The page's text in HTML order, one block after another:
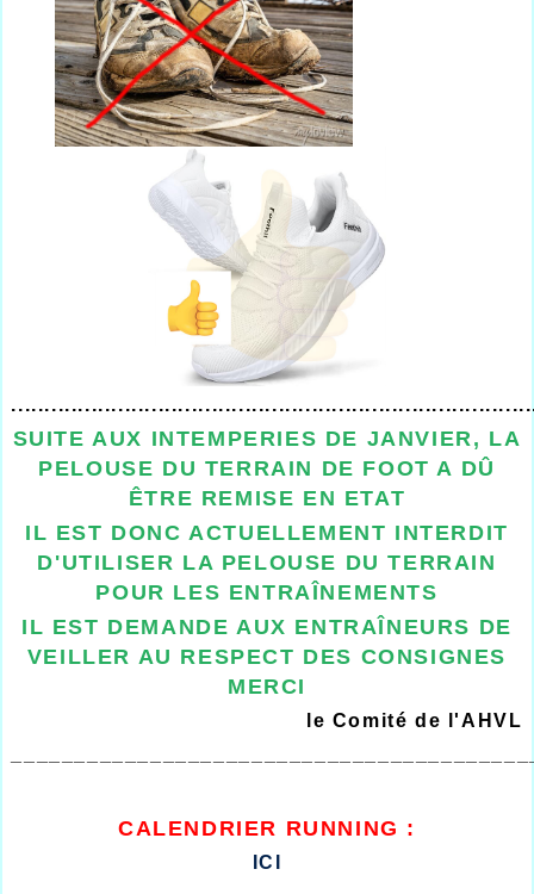
SUITE AUX INTEMPERIES DE JANVIER, LA
PELOUSE DU TERRAIN DE FOOT A DÛ
ÊTRE REMISE EN ETAT
IL EST DONC ACTUELLEMENT INTERDIT
D'UTILISER LA PELOUSE DU TERRAIN
POUR LES ENTRAÎNEMENTS
IL EST DEMANDE AUX ENTRAÎNEURS DE
VEILLER AU RESPECT DES CONSIGNES
MERCI
le Comité de l'AHVL
CALENDRIER RUNNING :
ICI